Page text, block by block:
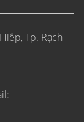
Tp. Rạch